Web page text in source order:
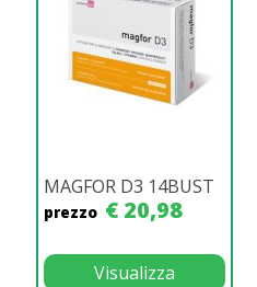
MAGFOR D3 14BUST
prezzo € 20,98
Visualizza